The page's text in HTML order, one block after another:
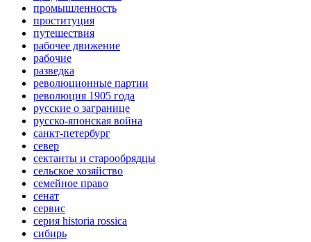
промышленность
проституция
путешествия
рабочее движение
рабочие
разведка
революционные партии
революция 1905 года
русские о загранице
русско-японская война
санкт-петербург
север
сектанты и старообрядцы
сельское хозяйство
семейное право
сенат
сервис
серия historia rossica
сибирь